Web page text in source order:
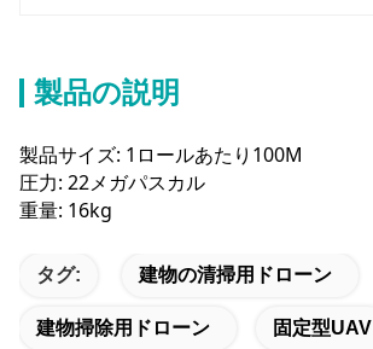
製品の説明
製品サイズ: 1ロールあたり100M
圧力: 22メガパスカル
重量: 16kg
タグ: 建物の清掃用ドローン
建物掃除用ドローン 固定型UAV